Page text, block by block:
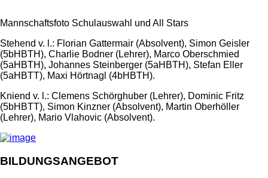
Mannschaftsfoto Schulauswahl und All Stars
Stehend v. l.: Florian Gattermair (Absolvent), Simon Geisler
(5bHBTH), Charlie Bodner (Lehrer), Marco Oberschmied
(5aHBTH), Johannes Steinberger (5aHBTH), Stefan Eller
(5aHBTT), Maxi Hörtnagl (4bHBTH).
Kniend v. l.: Clemens Schörghuber (Lehrer), Dominic Fritz
(5bHBTT), Simon Kinzner (Absolvent), Martin Oberhöller
(Lehrer), Mario Vlahovic (Absolvent).
BILDUNGSANGEBOT